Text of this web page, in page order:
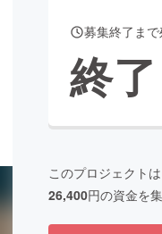
Creation
募集終了まで
終了
このプロジェクトは
26,400円の資金を